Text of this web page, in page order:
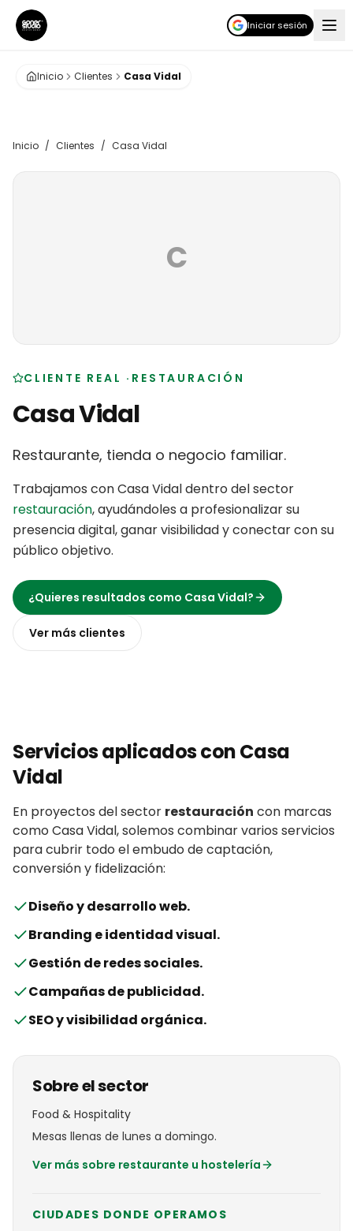
Iniciar sesión
Inicio Clientes Casa Vidal
Inicio / Clientes / Casa Vidal
C
CLIENTE REAL · RESTAURACIÓN
Casa Vidal
Restaurante, tienda o negocio familiar.
Trabajamos conCasa Vidaldentro del sector
restauración,ayudándoles a profesionalizar su
presencia digital, ganar visibilidad y conectar con su
público objetivo.
¿Quieres resultados como Casa Vidal?
Ver más clientes
Servicios aplicados conCasa
Vidal
En proyectos del sector restauración con marcas
como Casa Vidal, solemos combinar varios servicios
para cubrir todo el embudo de captación,
conversión y fidelización:
Diseño y desarrollo web.
Branding e identidad visual.
Gestión de redes sociales.
Campañas de publicidad.
SEO y visibilidad orgánica.
Sobre el sector
Food & Hospitality
Mesas llenas de lunes a domingo.
Ver más sobre restaurante u hostelería
CIUDADES DONDE OPERAMOS